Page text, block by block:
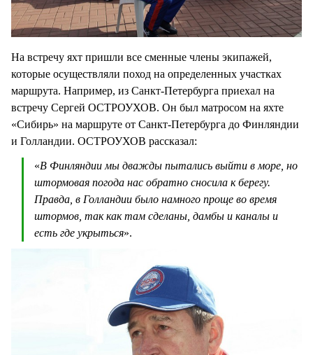
На встречу яхт пришли все сменные члены экипажей,
которые осуществляли поход на определенных участках
маршрута. Например, из Санкт-Петербурга приехал на
встречу Сергей ОСТРОУХОВ. Он был матросом на яхте
«Сибирь» на маршруте от Санкт-Петербурга до Финляндии
и Голландии. ОСТРОУХОВ рассказал:
«В Финляндии мы дважды пытались выйти в море, но
штормовая погода нас обратно сносила к берегу.
Правда, в Голландии было намного проще во время
штормов, так как там сделаны, дамбы и каналы и
есть где укрыться».